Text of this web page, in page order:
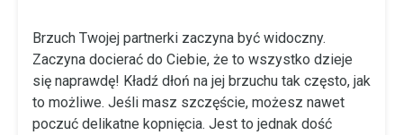
Brzuch Twojej partnerki zaczyna być widoczny.
Zaczyna docierać do Ciebie, że to wszystko dzieje
się naprawdę! Kładź dłoń na jej brzuchu tak często, jak
to możliwe. Jeśli masz szczęście, możesz nawet
poczuć delikatne kopnięcia. Jest to jednak dość